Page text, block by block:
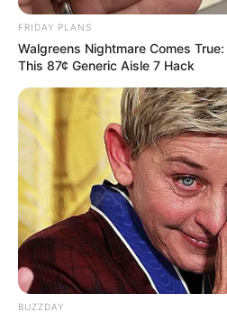
FRIDAY PLANS
Walgreens Nightmare Comes
This 87¢ Generic Aisle 7 Hack
BUZZDAY